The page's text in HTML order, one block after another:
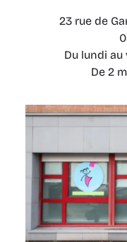
23 rue de
Du lundi au
De 2